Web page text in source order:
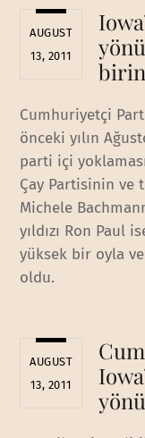
AUGUST
13, 2011
Cumhuriyetçi
önceki yılın
parti içi
Çay Partisinin ve
Michele
yıldızı Ron Paul
yüksek bir oyla
oldu.
AUGUST
13, 2011